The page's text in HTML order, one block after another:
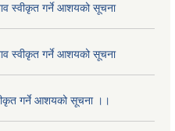
स्वीकृत गर्ने आशयको सूचना
स्वीकृत गर्ने आशयको सूचना
गर्ने आशयको सूचना ।।